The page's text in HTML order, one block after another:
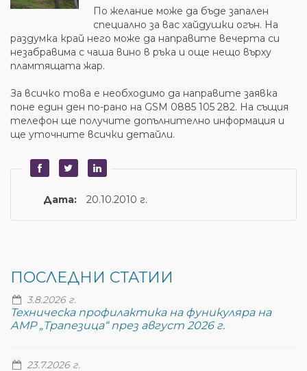
По желание може да бъде запален
специално за вас хайдушки огън. На
раздумка край него може да направите вечерта си
незабравима с чаша вино в ръка и още нещо върху
пламтящата жар.
За всичко това е необходимо да направите заявка
поне един ден по-рано на GSM 0885 105 282. На същия
телефон ще получите допълнително информация и
ще уточните всички детайли.
Дата: 20.10.2010 г.
ПОСЛЕДНИ СТАТИИ
3.8.2026 г.
Техническа профилактика на фуникуляра на
АМР „Трапезица“ през август 2026 г.
23.7.2026 г.